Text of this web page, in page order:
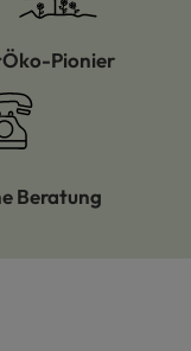
Öko-Pionier
Beratung